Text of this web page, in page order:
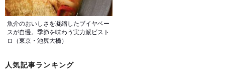
魚介のおいしさを凝縮したブイヤベー
スが自慢。季節を味わう実力派ビスト
ロ（東京・池尻大橋）
人気記事ランキング